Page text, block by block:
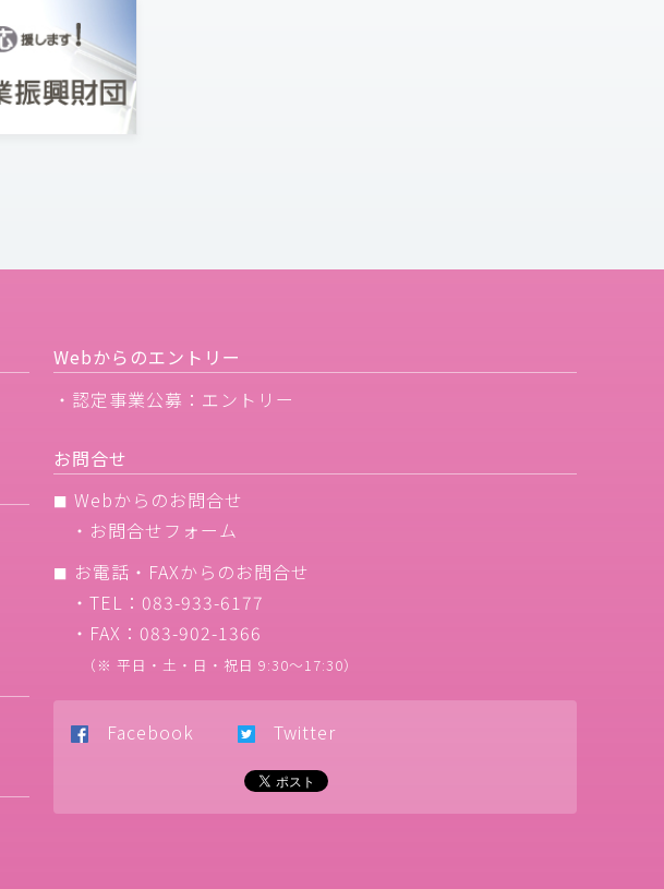
Webからのエントリー
・認定事業公募：エントリー
お問合せ
■ Webからのお問合せ
・ お問合せフォーム
■ お電話・FAXからのお問合せ
・TEL：083-933-6177
・FAX：083-902-1366
（※ 平日・土・日・祝日 9:30〜17:30）
Facebook Twitter